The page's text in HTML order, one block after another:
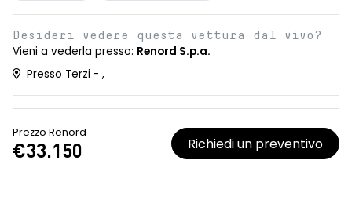
Desideri vedere questa vettura dal vivo?
Vieni a vederla presso: Renord S.p.a.
Presso Terzi - ,
Prezzo Renord
€33.150 Richiedi un preventivo